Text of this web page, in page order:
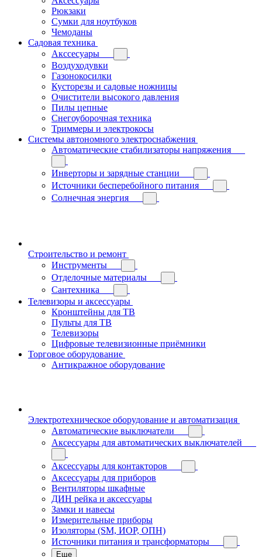
Рюкзаки
Сумки для ноутбуков
Чемоданы
Садовая техника
Акссесуары
Воздуходувки
Газонокосилки
Кусторезы и садовые ножницы
Очистители высокого давления
Пилы цепные
Снегоуборочная техника
Триммеры и электрокосы
Системы автономного электроснабжения
Автоматические стабилизаторы напряжения
Инверторы и зарядные станции
Источники бесперебойного питания
Солнечная энергия
Строительство и ремонт
Инструменты
Отделочные материалы
Сантехника
Телевизоры и аксессуары
Кронштейны для ТВ
Пульты для ТВ
Телевизоры
Цифровые телевизионные приёмники
Торговое оборудование
Антикражное оборудование
Электротехническое оборудование и автоматизация
Автоматические выключатели
Аксессуары для автоматических выключателей
Аксессуары для контакторов
Аксессуары для приборов
Вентиляторы шкафные
ДИН рейка и аксессуары
Замки и навесы
Измерительные приборы
Изоляторы (SM, ИОР, ОПН)
Источники питания и трансформаторы
Еще